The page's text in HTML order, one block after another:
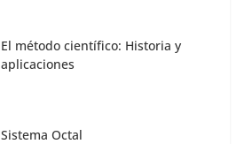
El método científico: Historia y
aplicaciones
Sistema Octal